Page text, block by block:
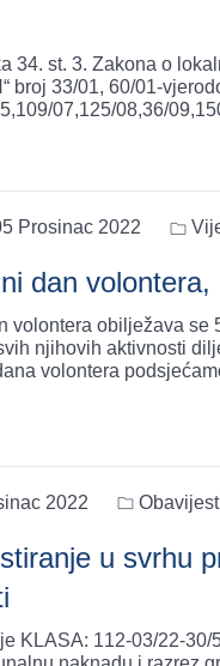
34. st. 3. Zakona o
broj 33/01, 60/01-
07,125/08,36/
Prosinac 2022
dan volontera,
volontera obilježava
njihovih aktivnosti
volontera
2022
u svrhu
KLASA: 112-03/22-